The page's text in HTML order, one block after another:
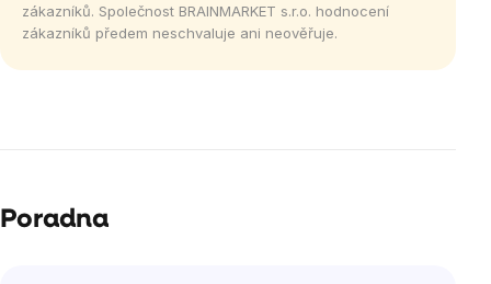
zákazníků. Společnost BRAINMARKET s.r.o. hodnocení
zákazníků předem neschvaluje ani neověřuje.
Poradna